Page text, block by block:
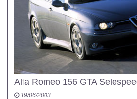
Alfa Romeo 156 GTA
19/06/2003